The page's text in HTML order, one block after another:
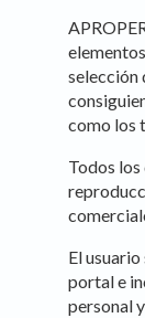
selección
como los
Todos
El
portal e
personal